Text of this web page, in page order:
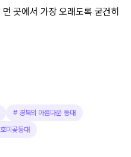
곳에서 가장 오래도록 굳건히
# 경북의 아름다운 등대
호미곶등대